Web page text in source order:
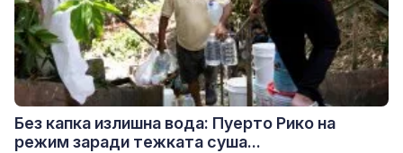
Без капка излишна вода: Пуерто Рико на
режим заради тежката суша...